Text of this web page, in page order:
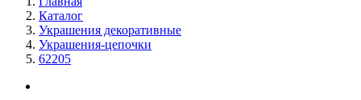
Каталог
Украшения декоративные
Украшения-цепочки
62205